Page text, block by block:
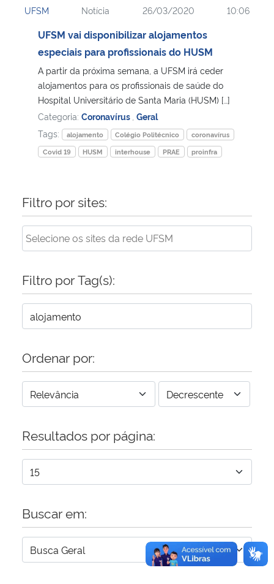
Ministério da Cidadania
Ministério de Minas e Energia
Ministério da Ciência, Tecnologia, Inovações e Comunicações
Ministério do Meio Ambiente
Ministério do Desenvolvimento Regional
Controladoria-Geral da União
Secretaria-Geral
Gabinete de Segurança Institucional
Advocacia-Geral da União
Banco Central do Brasil
UFSM Notícia 26/03/2020 10:06
UFSM vai disponibilizar alojamentos
especiais para profissionais do HUSM
A partir da próxima semana, a UFSM irá ceder
alojamentos para os profissionais de saúde do
Hospital Universitário de Santa Maria (HUSM) […]
Categoria: Coronavírus Geral
Tags:
alojamento Colégio Politécnico
coronavírus
Covid 19
HUSM interhouse PRAE proinfra
Filtro por sites:
Filtro por Tag(s):
Ordenar por:
Resultados por página:
Buscar em: